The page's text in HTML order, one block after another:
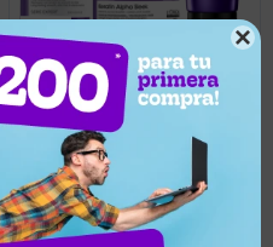

UYU 5.730
UYU5.157
Pack L'oréal Prof Keratin
Alpha Shampoo + Máscara
+ Smooth
Llega en 2 horas